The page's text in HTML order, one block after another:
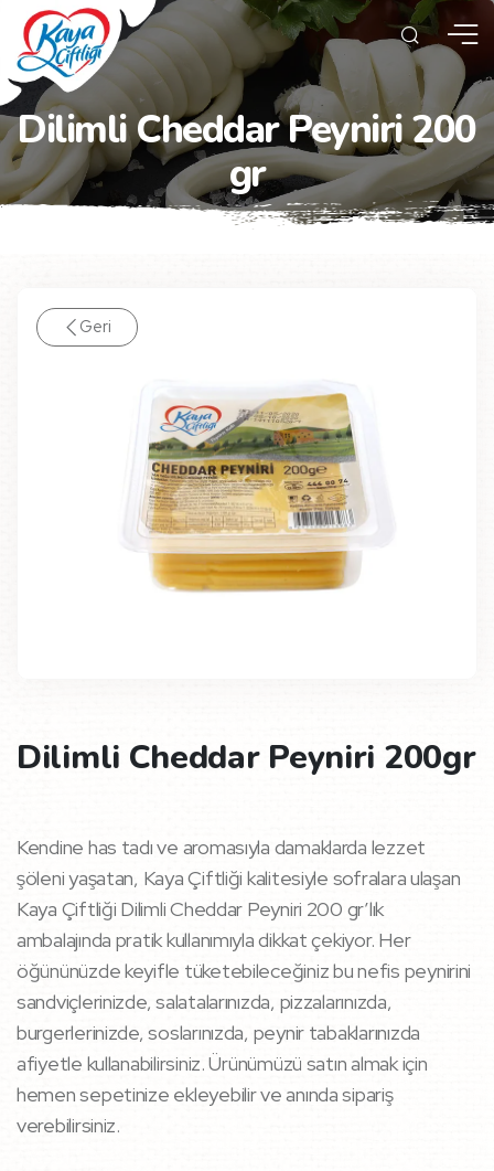
Dilimli Cheddar Peyniri 200
gr
Geri
Dilimli Cheddar Peyniri 200gr
Kendine has tadı ve aromasıyla damaklarda lezzet
şöleni yaşatan, Kaya Çiftliği kalitesiyle sofralara ulaşan
Kaya Çiftliği Dilimli Cheddar Peyniri 200 gr’lık
ambalajında pratik kullanımıyla dikkat çekiyor. Her
öğününüzde keyifle tüketebileceğiniz bu nefis peynirini
sandviçlerinizde, salatalarınızda, pizzalarınızda,
burgerlerinizde, soslarınızda, peynir tabaklarınızda
afiyetle kullanabilirsiniz. Ürünümüzü satın almak için
hemen sepetinize ekleyebilir ve anında sipariş
verebilirsiniz.